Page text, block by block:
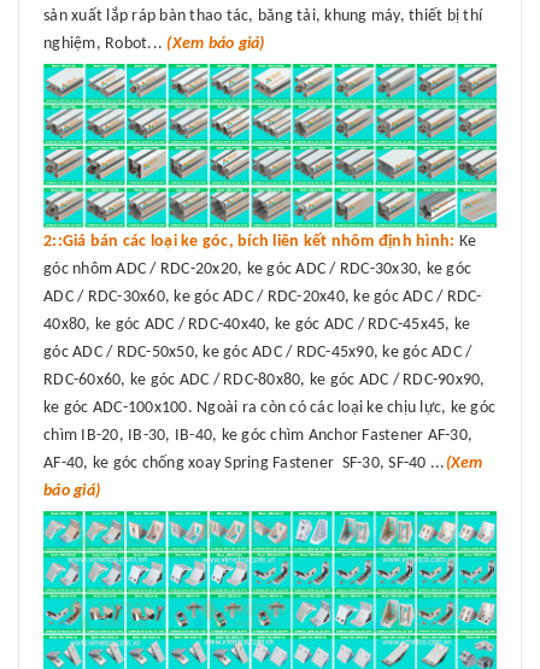
sản xuất lắp ráp bàn thao tác, băng tải, khung máy, thiết bị thí
nghiệm, Robot... (Xem báo giá)
2::Giá bán các loại ke góc, bích liên kết nhôm định hình: Ke
góc nhôm ADC / RDC-20x20, ke góc ADC / RDC-30x30, ke góc
ADC / RDC-30x60, ke góc ADC / RDC-20x40, ke góc ADC / RDC-
40x80, ke góc ADC / RDC-40x40, ke góc ADC / RDC-45x45, ke
góc ADC / RDC-50x50, ke góc ADC / RDC-45x90, ke góc ADC /
RDC-60x60, ke góc ADC / RDC-80x80, ke góc ADC / RDC-90x90,
ke góc ADC-100x100. Ngoài ra còn có các loại ke chịu lực, ke góc
chìm IB-20, IB-30, IB-40, ke góc chìm Anchor Fastener AF-30,
AF-40, ke góc chống xoay Spring Fastener SF-30, SF-40 ... (Xem
báo giá)